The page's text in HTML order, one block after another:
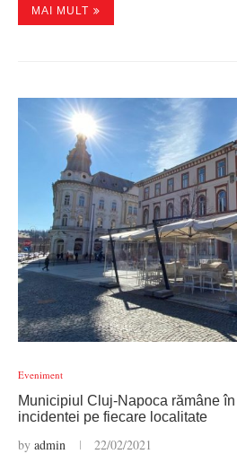
MAI MULT
Eveniment
Municipiul Cluj-Napoca rămâne
incidentei pe fiecare localitate
by admin 22/02/2021